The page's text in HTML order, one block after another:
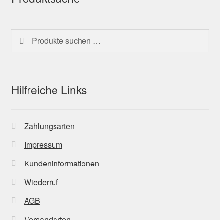
Suchen
nach:
Suchen
Hilfreiche Links
Zahlungsarten
Impressum
Kundeninformationen
Wiederruf
AGB